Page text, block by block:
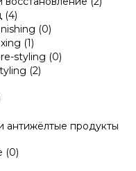
(4)
(0)
(1)
styling (0)
(2)
антижёлтые продукты
(0)